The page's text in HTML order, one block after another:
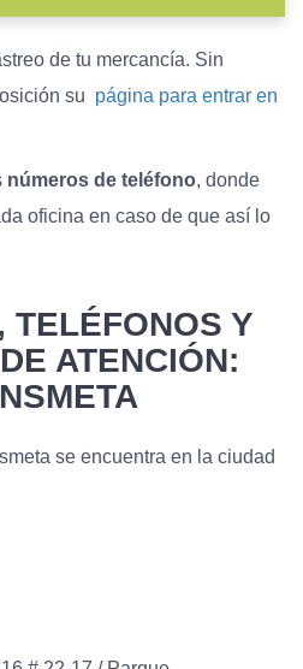
de tu mercancía. Sin
su página para entrar en
números de teléfono, donde
oficina en caso de que así lo
TELÉFONOS Y
DE ATENCIÓN:
se encuentra en la ciudad